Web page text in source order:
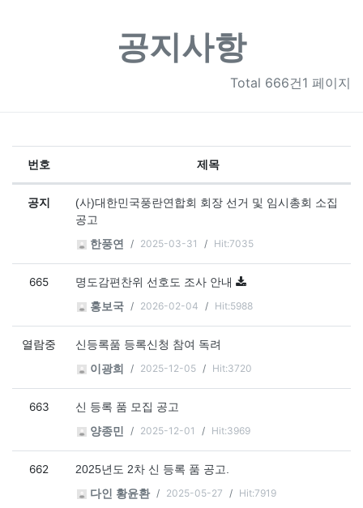
공지사항
Total 666건1 페이지
번호 제목
공지
(사)대한민국풍란연합회 회장 선거 및 임시총회 소집
공고
한풍연
2025-03-31 Hit:7035
665
명도감편찬위 선호도 조사 안내
홍보국
2026-02-04 Hit:5988
열람중
신등록품 등록신청 참여 독려
이광희
2025-12-05 Hit:3720
663
신 등록 품 모집 공고
양종민
2025-12-01 Hit:3969
662
2025년도 2차 신 등록 품 공고.
다인 황윤환
2025-05-27 Hit:7919